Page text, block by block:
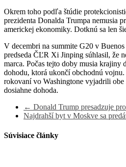
Okrem toho podľa štúdie
prezidenta Donalda Trumpa nemusia
americkej ekonomiky. Dotknú sa len
V decembri na summite G20 v
predseda ČĽR Xi Jinping súhlasil, že
marca. Počas tejto doby musia krajiny
dohodu, ktorá ukončí obchodnú vojnu.
rokovaní vo Washingtone vyjadrili obe
dosiahne dohoda.
← Donald Trump presadzuje
Najdrahší byt v Moskve sa
Súvisiace články